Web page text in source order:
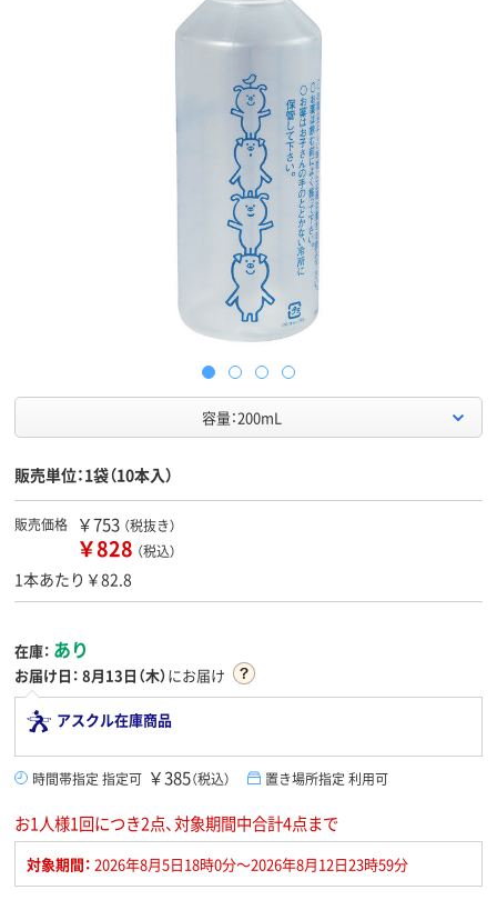
容量：200mL
販売単位：1袋（10本入）
販売価格 ￥753 （税抜き）
￥828 （税込）
1本あたり￥82.8
在庫： あり
お届け日： 8月13日（木）にお届け
アスクル在庫商品
時間帯指定 指定可 ￥385（税込） 置き場所指定 利用可
お1人様1回につき2点、対象期間中合計4点まで
対象期間： 2026年8月5日18時0分～2026年8月12日23時59分